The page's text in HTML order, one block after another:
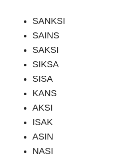
SANKSI
SAINS
SAKSI
SIKSA
SISA
KANS
AKSI
ISAK
ASIN
NASI